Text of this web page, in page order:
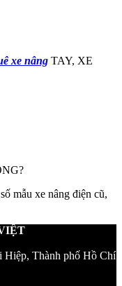
xe nâng TAY, XE
mẫu xe nâng điện cũ,
Hiệp, Thành phố Hồ Chí